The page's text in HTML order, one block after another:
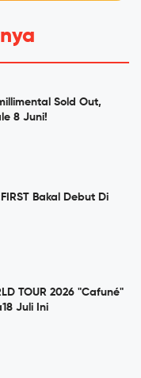
Sold Out,
8 Juni!
Bakal Debut Di
TOUR 2026 "Cafuné"
Juli Ini